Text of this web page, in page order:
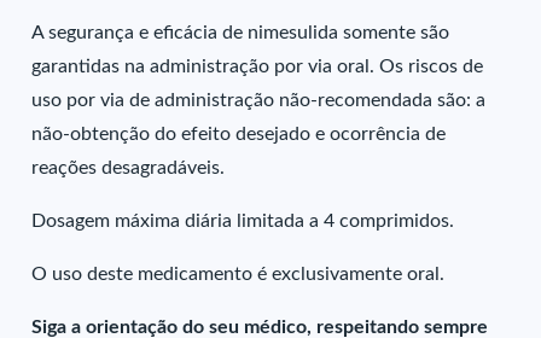
A segurança e eficácia de nimesulida somente são
garantidas na administração por via oral. Os riscos de
uso por via de administração não-recomendada são: a
não-obtenção do efeito desejado e ocorrência de
reações desagradáveis.
Dosagem máxima diária limitada a 4 comprimidos.
O uso deste medicamento é exclusivamente oral.
Siga a orientação do seu médico, respeitando sempre